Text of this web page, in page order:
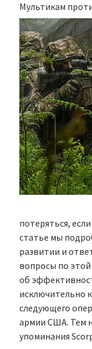
Мультикам
потеряться,
статье мы
развитии и
вопросы по
об
исключительно
следующего
армии США. Тем
упоминания